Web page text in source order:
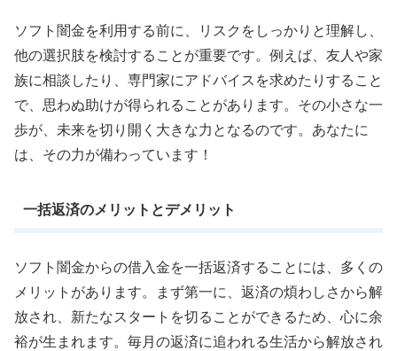
ソフト闇金を利用する前に、リスクをしっかりと理解し、
他の選択肢を検討することが重要です。例えば、友人や家
族に相談したり、専門家にアドバイスを求めたりすること
で、思わぬ助けが得られることがあります。その小さな一
歩が、未来を切り開く大きな力となるのです。あなたに
は、その力が備わっています！
一括返済のメリットとデメリット
ソフト闇金からの借入金を一括返済することには、多くの
メリットがあります。まず第一に、返済の煩わしさから解
放され、新たなスタートを切ることができるため、心に余
裕が生まれます。毎月の返済に追われる生活から解放され